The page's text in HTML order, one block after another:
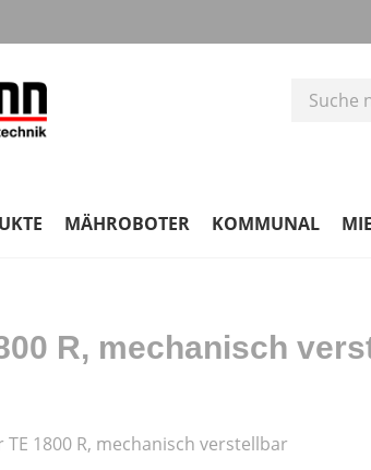
MÄHROBOTER KOMMUNAL
R, mechanisch